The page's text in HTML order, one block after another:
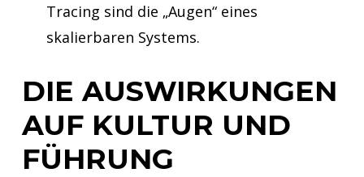
Tracing sind die „Augen“ eines
skalierbaren Systems.
DIE AUSWIRKUNGEN
AUF KULTUR UND
FÜHRUNG